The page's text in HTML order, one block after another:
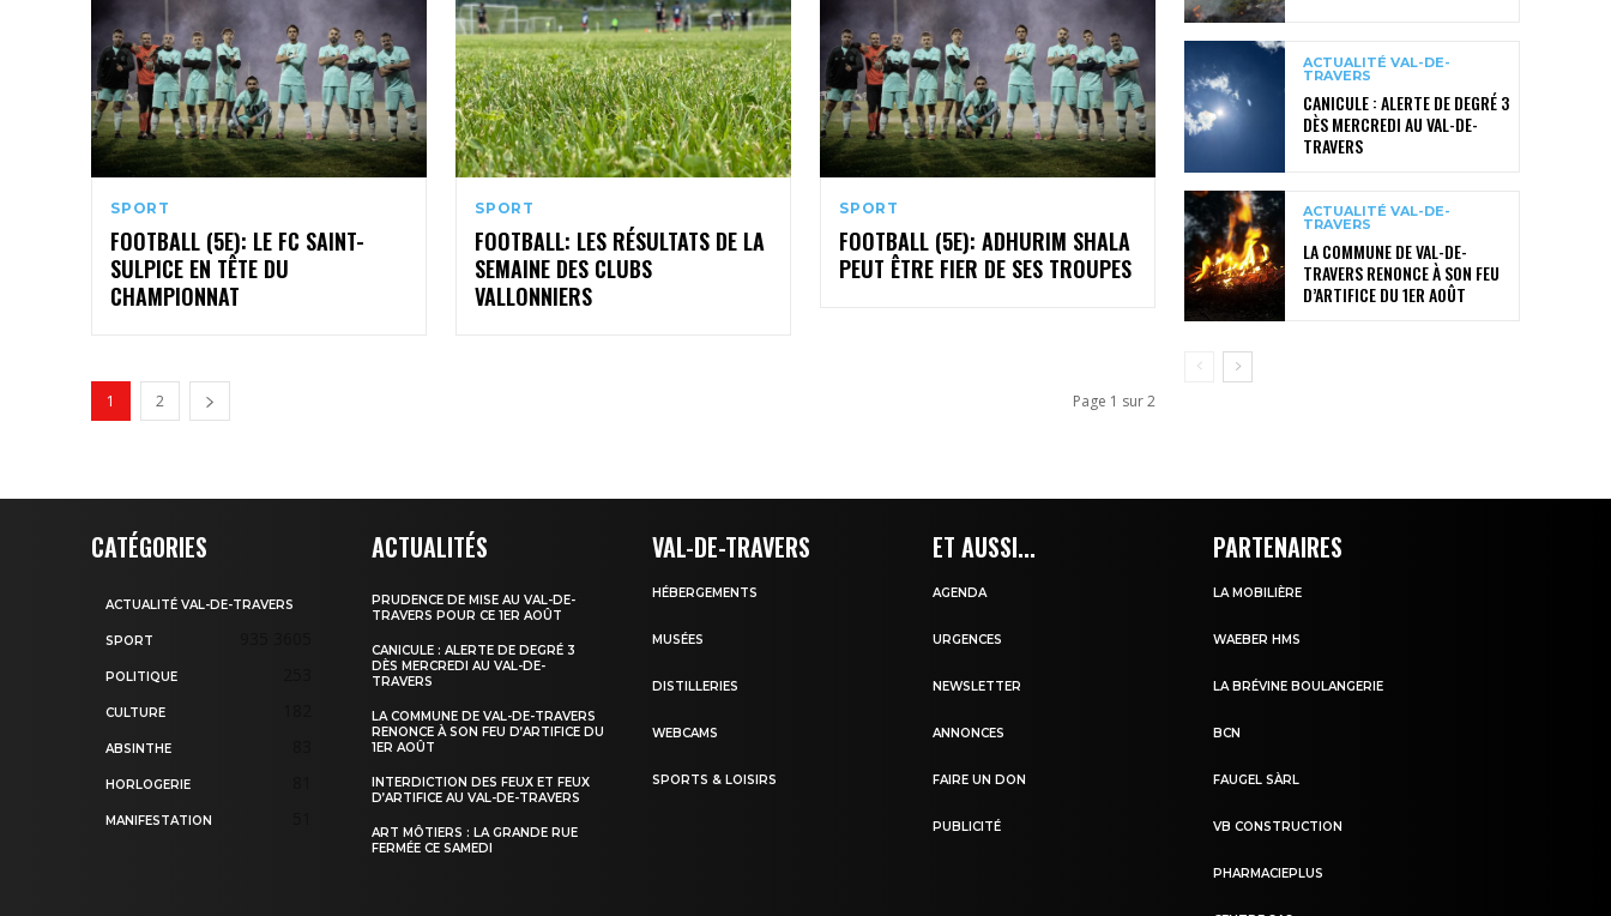
SPORT
FOOTBALL (5E): LE FC SAINT-
SULPICE EN TÊTE DU
CHAMPIONNAT
SPORT
FOOTBALL: LES RÉSULTATS DE LA
SEMAINE DES CLUBS
VALLONNIERS
SPORT
FOOTBALL (5E): ADHURIM SHALA
PEUT ÊTRE FIER DE SES TROUPES
1 2 Page 1 sur 2
ACTUALITÉ VAL-DE-
TRAVERS
CANICULE : ALERTE DE DEGRÉ 3
DÈS MERCREDI AU VAL-DE-
TRAVERS
ACTUALITÉ VAL-DE-
TRAVERS
LA COMMUNE DE VAL-DE-
TRAVERS RENONCE À SON FEU
D’ARTIFICE DU 1ER AOÛT
CATÉGORIES
ACTUALITÉ VAL-DE-TRAVERS
SPORT
POLITIQUE
CULTURE
ABSINTHE
HORLOGERIE
MANIFESTATION
ACTUALITÉS
PRUDENCE DE MISE AU VAL-DE-
TRAVERS POUR CE 1ER AOÛT
CANICULE : ALERTE DE DEGRÉ 3
DÈS MERCREDI AU VAL-DE-
TRAVERS
LA COMMUNE DE VAL-DE-TRAVERS
RENONCE À SON FEU D’ARTIFICE DU
1ER AOÛT
INTERDICTION DES FEUX ET FEUX
D’ARTIFICE AU VAL-DE-TRAVERS
ART MÔTIERS : LA GRANDE RUE
FERMÉE CE SAMEDI
VAL-DE-TRAVERS
HÉBERGEMENTS
MUSÉES
DISTILLERIES
WEBCAMS
SPORTS & LOISIRS
ET AUSSI...
AGENDA
URGENCES
NEWSLETTER
ANNONCES
FAIRE UN DON
PUBLICITÉ
PARTENAIRES
LA MOBILIÈRE
WAEBER HMS
LA BRÉVINE BOULANGERIE
BCN
FAUGEL SÀRL
VB CONSTRUCTION
PHARMACIEPLUS